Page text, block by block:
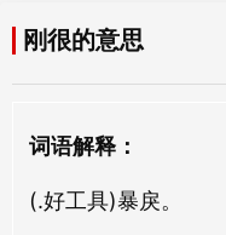
刚朴
gāng pǔ
刚刚
刚很的意思
词语解释：
(.好工具)暴戾。